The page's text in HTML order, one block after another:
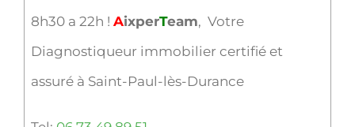
8h30 a 22h ! AixperTeam, Votre
Diagnostiqueur immobilier certifié et
assuré à Saint-Paul-lès-Durance